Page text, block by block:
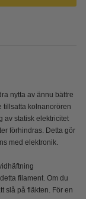
nytta av ännu bättre
tillsatta kolnanorören
av statisk elektricitet
förhindras. Detta gör
med elektronik.
filament. Om du
slå på fläkten. För en